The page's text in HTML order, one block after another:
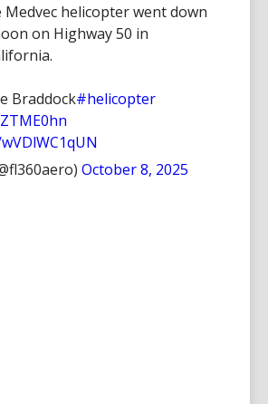
helicopter went down
on Highway 50 in
Braddock#helicopter
October 8, 2025